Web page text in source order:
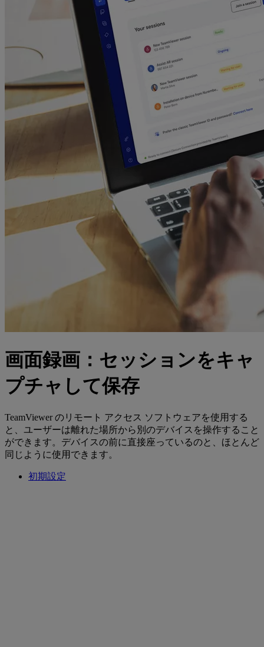
画面録画：セッションをキャ
プチャして保存
TeamViewer のリモート アクセス ソフトウェアを使用する
と、ユーザーは離れた場所から別のデバイスを操作すること
ができます。デバイスの前に直接座っているのと、ほとんど
同じように使用できます。
初期設定